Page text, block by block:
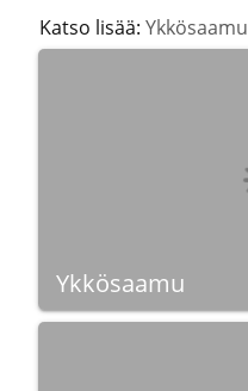
Katso lisää: Ykkösaamu
Ykkösaamu